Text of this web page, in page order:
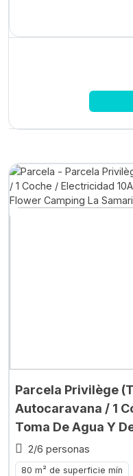
Parcela Privilège
Autocaravana / 1
Toma De Agua Y
2/6 personas
80 m² de superficie mín